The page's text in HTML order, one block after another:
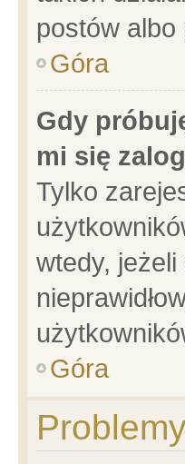
postów
Góra
Gdy
mi się
Tylko
wtedy, jeżeli
Góra